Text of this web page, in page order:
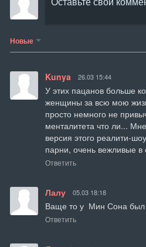
Новые
Kunya 26.03 15:44
У этих пацанов больше
женщины за всю мою
просто немного не
менталитета что ли...
версия этого реалити-
парни, очень вежливые в
Ответить
Лалу 05.03 18:18
Ваще то у  Мин Сона был
Ответить